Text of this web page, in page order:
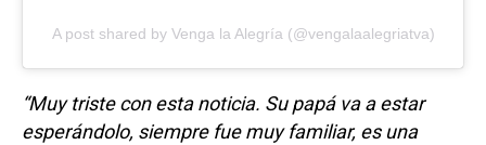
A post shared by Venga la Alegría (@vengalaalegriatva)
“Muy triste con esta noticia. Su papá va a estar
esperándolo, siempre fue muy familiar, es una